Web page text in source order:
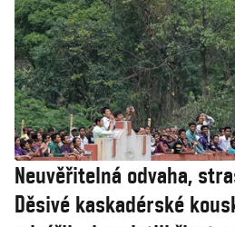
Neuvěřitelná odvaha,
Děsivé kaskadérské